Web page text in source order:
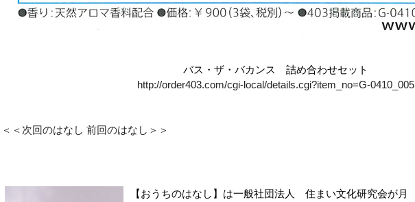
バス・ザ・バカンス 詰め合わせセット
http://order403.com/cgi-local/details.cgi?item_no=G-0410_005
＜＜次回のはなし 前回のはなし＞＞
【おうちのはなし】は一般社団法人 住まい文化研究会が月